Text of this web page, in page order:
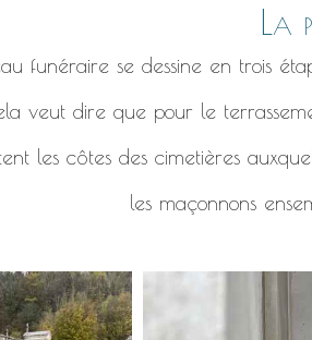
La
funéraire se dessine en trois
veut dire que pour le
les côtes des cimetières
les maçonnons